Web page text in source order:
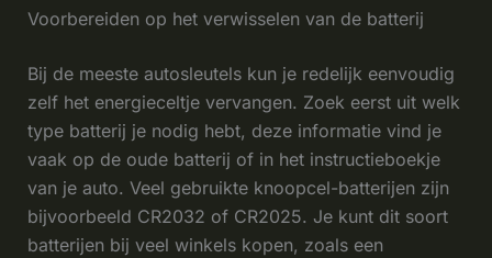
Voorbereiden op het verwisselen van de batterij
Bij de meeste autosleutels kun je redelijk eenvoudig
zelf het energieceltje vervangen. Zoek eerst uit welk
type batterij je nodig hebt, deze informatie vind je
vaak op de oude batterij of in het instructieboekje
van je auto. Veel gebruikte knoopcel-batterijen zijn
bijvoorbeeld CR2032 of CR2025. Je kunt dit soort
batterijen bij veel winkels kopen, zoals een